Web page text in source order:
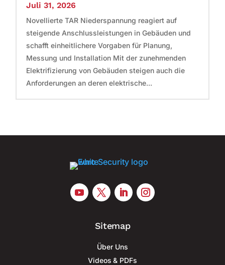
Juli 31, 2026
Novellierte TAR Niederspannung reagiert auf
steigende Anschlussleistungen in Gebäuden und
schafft einheitlichere Vorgaben für Planung,
Messung und Installation Mit der zunehmenden
Elektrifizierung von Gebäuden steigen auch die
Anforderungen an deren elektrische...
Sitemap
Über Uns
Videos & PDFs